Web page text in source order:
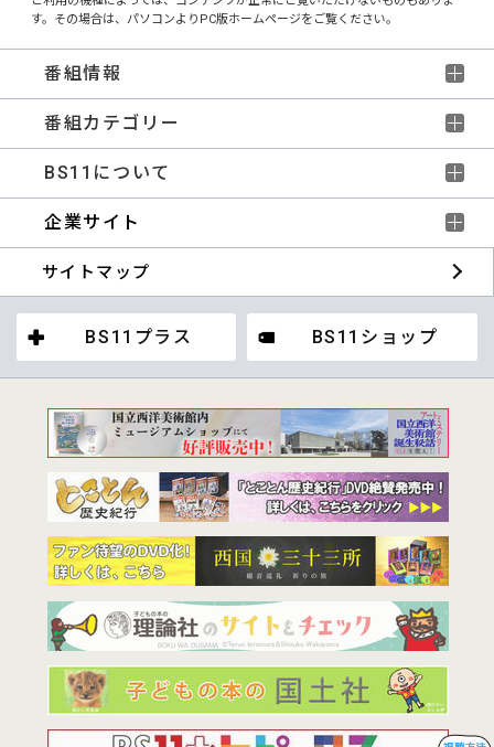
す。その場合は、パソコンよりPC版ホームページをご覧ください。
番組情報
番組カテゴリー
BS11について
企業サイト
サイトマップ
BS11プラス BS11ショップ